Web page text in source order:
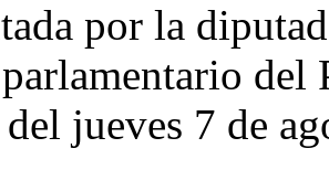
por la
del
jueves 7 de